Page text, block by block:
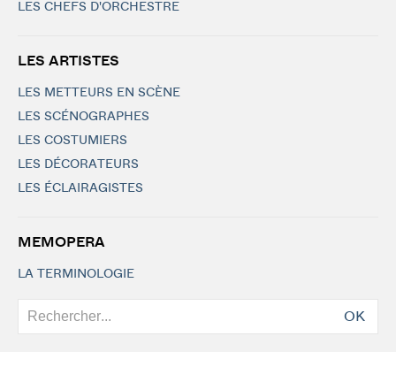
LES CHEFS D'ORCHESTRE
LES ARTISTES
LES METTEURS EN SCÈNE
LES SCÉNOGRAPHES
LES COSTUMIERS
LES DÉCORATEURS
LES ÉCLAIRAGISTES
MEMOPERA
LA TERMINOLOGIE
OK